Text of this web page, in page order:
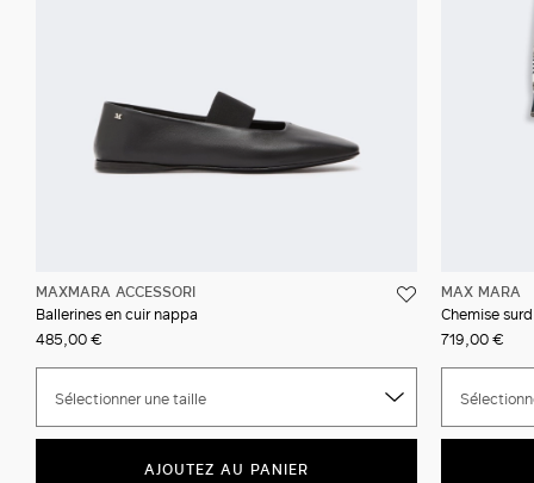
MAXMARA ACCESSORI
Ballerines en cuir nappa
485,00 €
Sélectionner une taille
AJOUTEZ AU PANIER
MAX MARA
Chemise
719,00 €